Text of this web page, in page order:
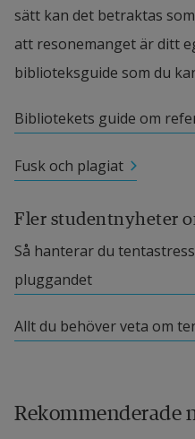
sätt kan det betraktas
att resonemanget är ditt
biblioteksguide som du
Bibliotekets guide om
Länk till annan webbplats.
Fusk och plagiat
Fler studentnyheter
Så hanterar du
pluggandet
Allt du behöver veta om
Rekommenderade